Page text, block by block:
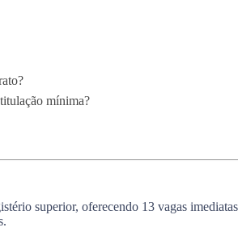
mínima?
superior, oferecendo 13 vagas